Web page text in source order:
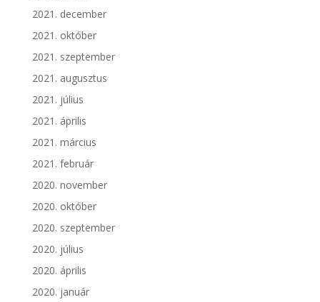
2021. december
2021. október
2021. szeptember
2021. augusztus
2021. július
2021. április
2021. március
2021. február
2020. november
2020. október
2020. szeptember
2020. július
2020. április
2020. január